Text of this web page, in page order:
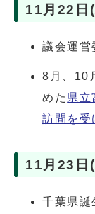
11月22日
議会運営
8月、10
めた 県立
訪問を受
11月23日
千葉県誕